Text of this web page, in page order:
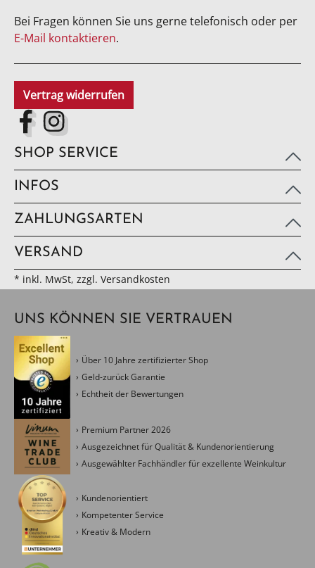
Bei Fragen können Sie uns gerne telefonisch oder per
E-Mail kontaktieren.
Vertrag widerrufen
SHOP SERVICE
INFOS
ZAHLUNGSARTEN
VERSAND
* inkl. MwSt, zzgl. Versandkosten
UNS KÖNNEN SIE VERTRAUEN
Über 10 Jahre zertifizierter Shop
Geld-zurück Garantie
Echtheit der Bewertungen
Premium Partner 2026
Ausgezeichnet für Qualität & Kundenorientierung
Ausgewählter Fachhändler für exzellente Weinkultur
Kundenorientiert
Kompetenter Service
Kreativ & Modern